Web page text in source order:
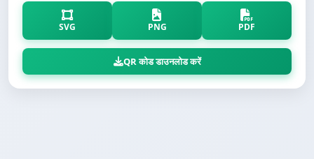
SVG PNG PDF
QR कोड डाउनलोड करें